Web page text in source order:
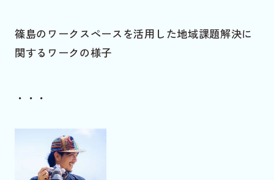
篠島のワークスペースを活用した地域課題解決に
関するワークの様子
・・・